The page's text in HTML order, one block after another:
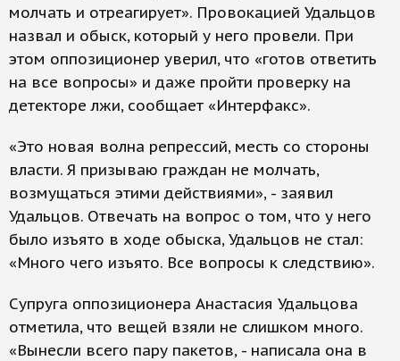
молчать и отреагирует». Провокацией Удальцов
назвал и обыск, который у него провели. При
этом оппозиционер уверил, что «готов ответить
на все вопросы» и даже пройти проверку на
детекторе лжи, сообщает «Интерфакс».
«Это новая волна репрессий, месть со стороны
власти. Я призываю граждан не молчать,
возмущаться этими действиями», - заявил
Удальцов. Отвечать на вопрос о том, что у него
было изъято в ходе обыска, Удальцов не стал:
«Много чего изъято. Все вопросы к следствию».
Супруга оппозиционера Анастасия Удальцова
отметила, что вещей взяли не слишком много.
«Вынесли всего пару пакетов, - написала она в